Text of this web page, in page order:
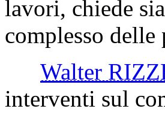
lavori, chiede
complesso delle
Walter
interventi sul